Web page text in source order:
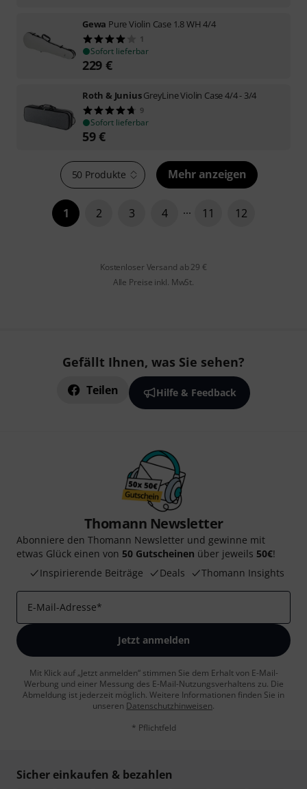
Gewa Pure Violin Case 1.8 WH 4/4
1
Sofort lieferbar
229 €
Roth & JuniusGreyLine Violin Case 4/4 - 3/4
9
Sofort lieferbar
59€
50 Produkte Mehr anzeigen
1 2 3 4 11 12
Kostenloser Versand ab 29 €
Alle Preise inkl. MwSt.
Gefällt Ihnen, was Sie sehen?
Teilen Hilfe & Feedback
Thomann Newsletter
Abonniere den Thomann Newsletter und gewinne mit
etwas Glück einen von 50 Gutscheinen über jeweils 50€!
Inspirierende Beiträge
Deals Thomann Insights
E-Mail-Adresse*
Jetzt anmelden
Mit Klick auf „Jetzt anmelden“ stimmen Sie dem Erhalt von E-Mail-
Werbung und einer Messung des E-Mail-Nutzungsverhaltens zu. Die
Abmeldung ist jederzeit möglich. Weitere Informationen finden Sie in
unseren Datenschutzhinweisen.
* Pflichtfeld
Sicher einkaufen & bezahlen